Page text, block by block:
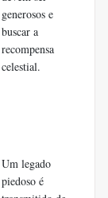
generosos e
buscar a
recompensa
celestial.
Um legado
piedoso é